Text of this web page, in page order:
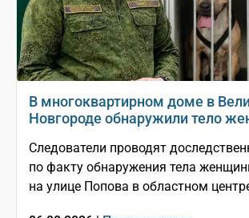
В многоквартирном доме в
Новгороде обнаружили тело
Следователи проводят
по факту обнаружения тела
на улице Попова в областном